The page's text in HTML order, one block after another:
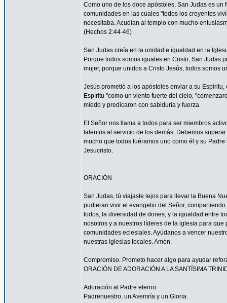
Como uno de los doce apóstoles, San Judas es
comunidades en las cuales "todos los creyentes
necesitaba. Acudían al templo con mucho
(Hechos 2:44-46)
San Judas creía en la unidad e igualdad en la
Porque todos somos iguales en Cristo, San Judas
mujer, porque unidos a Cristo Jesús, todos somos
Jesús prometió a los apóstoles enviar a su
Espíritu "como un viento fuerte del cielo,
miedo y predicaron con sabiduría y fuerza.
El Señor nos llama a todos para ser miembros
talentos al servicio de los demás. Debemos
mucho que todos fuéramos uno como él y su
Jesucristo.
ORACIÓN
San Judas, tú viajaste lejos para llevar la Buena
pudieran vivir el evangelio del Señor,
todos, la diversidad de dones, y la igualdad entre
nosotros y a nuestros líderes de la iglesia para
comunidades eclesiales. Ayúdanos a vencer
nuestras iglesias locales. Amén.
Compromiso. Prometo hacer algo para ayudar
ORACIÓN DE ADORACIÓN A LA SANTÍSIMA
Adoración al Padre eterno.
Padrenuestro, un Avemría y un Gloria.